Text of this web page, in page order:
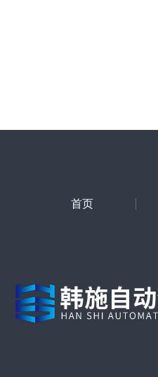
首页